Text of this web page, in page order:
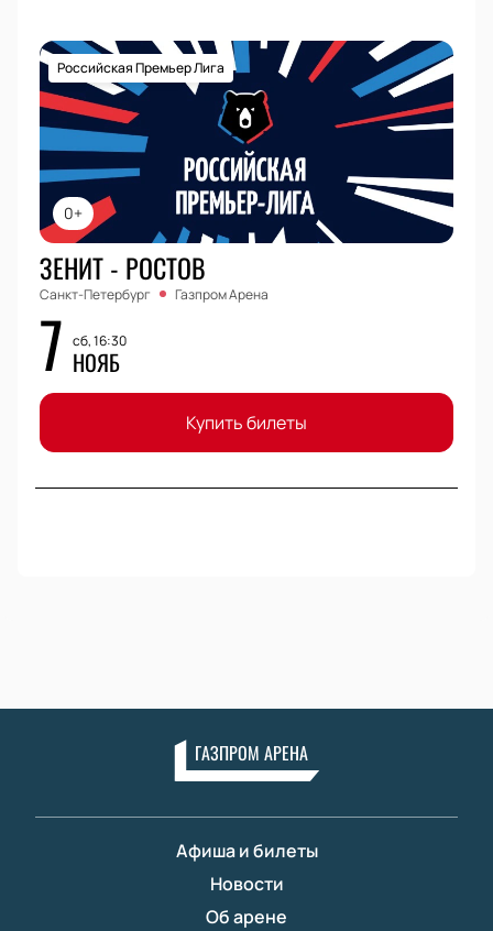
0+
Российская Премьер Лига
ЗЕНИТ - РОСТОВ
Санкт-Петербург Газпром Арена
7 сб, 16:30
НОЯБ
Купить билеты
ГАЗПРОМ АРЕНА
Афиша и билеты
Новости
Об арене